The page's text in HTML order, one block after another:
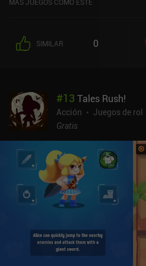
hacer que vuelen en círculo, y
variedad al juego, y aprender sus
un solo uso que nos facilitan la
podemos desbloquear dos nuevos
dos mediante iAPs de 1,99 $.Por
través de pequeños pasillos con
pero si salimos por la izquierda de
en un pasillo en el que tengamos
para entrar en la siguiente sala.
artístico y los efectos especiales
son geniales. Sin embargo, la
aspectos, como el hecho de no
tenemos cuando intentamos
se monetiza mediante anuncios
anuncio forzado al morir e iAPs de
MÁS JUEGOS COMO ESTE
SIMILAR 0
#13 Tales Rush!
Acción
Juegos de rol
Gratis